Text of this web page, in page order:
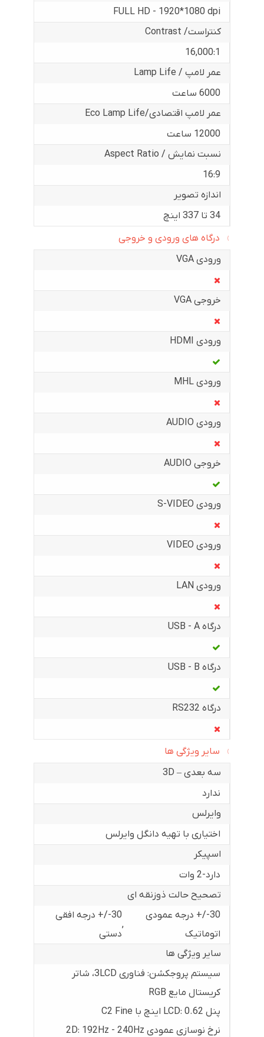
FULL HD - 1920*1080 dpi
کنتراست/ Contrast
16,000:1
عمر لامپ / Lamp Life
6000 ساعت
عمر لامپ اقتصادی/Eco Lamp Life
12000 ساعت
نسبت نمایش / Aspect Ratio
16:9
اندازه تصویر
34 تا 337 اینچ
درگاه های ورودی و خروجی
ورودی VGA
خروجی VGA
ورودی HDMI
ورودی MHL
ورودی AUDIO
خروجی AUDIO
ورودی S-VIDEO
ورودی VIDEO
ورودی LAN
درگاه USB - A
درگاه USB - B
درگاه RS232
سایر ویژگی ها
سه بعدی – 3D
ندارد
وایرلس
اختیاری با تهیه دانگل وایرلس
اسپیکر
دارد-‎2 وات
تصحیح حالت ذوزنقه ای
30-/+ درجه عمودی
اتوماتیک
,
30-/+ درجه افقی
دستی
سایر ویژگی ها
سیستم پروجکشن: فناوری 3LCD، شاتر
کریستال مایع RGB
پنل LCD: ‎0.62 اینچ با C2 Fine
نرخ نوسازی عمودی 2D: ‎192Hz - 240Hz